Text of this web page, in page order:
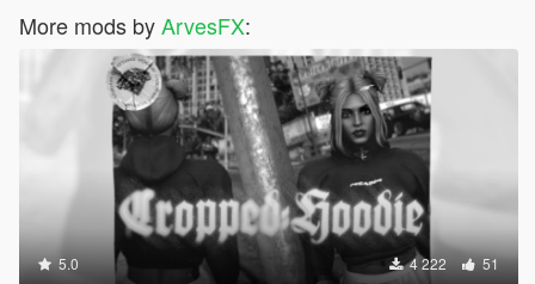
More mods byArvesFX:
5.0 4 222 51